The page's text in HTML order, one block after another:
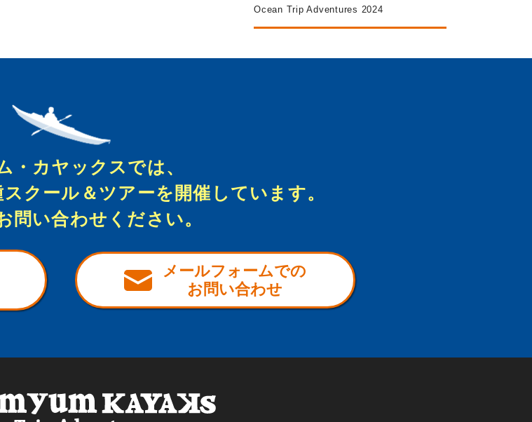
Ocean Trip Adventures 2024
・カヤックスでは、
クール＆ツアーを開催しています。
問い合わせください。
メールフォームでの
お問い合わせ